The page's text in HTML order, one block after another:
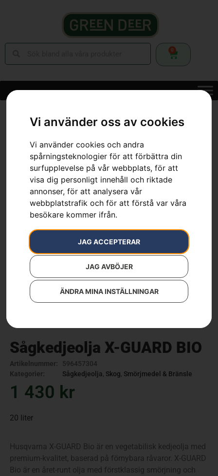
Vi använder oss av cookies
Vi använder cookies och andra
spårningsteknologier för att förbättra din
surfupplevelse på vår webbplats, för att
visa dig personligt innehåll och riktade
annonser, för att analysera vår
webbplatstrafik och för att förstå var våra
besökare kommer ifrån.
JAG ACCEPTERAR
JAG AVBÖJER
ÄNDRA MINA INSTÄLLNINGAR
0
Sågkedjeolja X-GUARD BIO
Sågkedjeolja X-GUARD BIO
Artikelnummer:
596457304
Kategorier:
Sågkedjeolja, Skog, Smörjmedel & Bränsle
1 430 kr
20 liter
Husqvarna X-GUARD Bio är en vegetabilisk kedjeolja med
premium-kvalitet, baserad på förnybara råvaror. X-GUARD
Bio är en året-runt olja med förstklassig smörjning och